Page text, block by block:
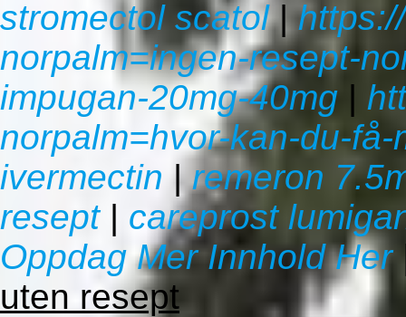
stromectol scatol|
norpalm=ingen-resept-
impugan-20mg-40mg |
norpalm=hvor-kan-du-
ivermectin |remeron
resept| careprost
Oppdag Mer Innhold Her
uten resept